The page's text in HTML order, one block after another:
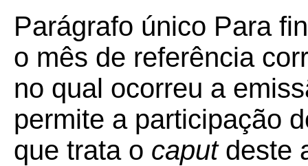
Parágrafo único Para
o mês de referência
no qual ocorreu a
permite a participação
que trata o caputdeste